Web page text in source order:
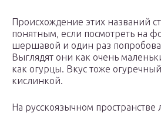
Происхождение этих названий
понятным, если посмотреть на
шершавой и один раз
Выглядят они как очень
как огурцы. Вкус тоже
кислинкой.
На русскоязычном